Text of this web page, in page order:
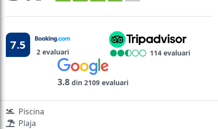
7.5 2 evaluari 114 evaluari
3.8 din 2109 evaluari
Piscina
Plaja